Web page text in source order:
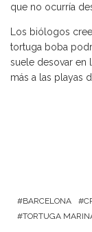
que no ocurría
Los biólogos
tortuga boba
suele desovar en
más a las playas
BARCELONA
TORTUGA